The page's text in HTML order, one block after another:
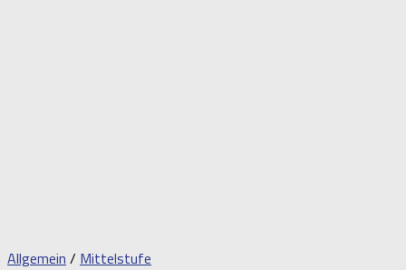
Allgemein / Mittelstufe